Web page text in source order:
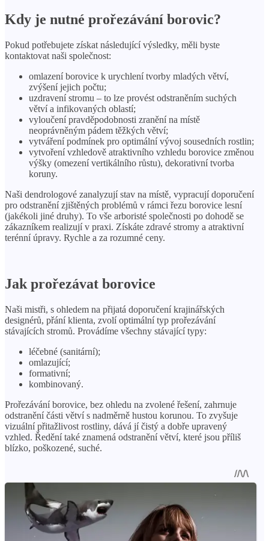
Kdy je nutné prořezávání borovic?
Pokud potřebujete získat následující výsledky, měli byste
kontaktovat naši společnost:
omlazení borovice k urychlení tvorby mladých větví,
zvýšení jejich počtu;
uzdravení stromu – to lze provést odstraněním suchých
větví a infikovaných oblastí;
vyloučení pravděpodobnosti zranění na místě
neoprávněným pádem těžkých větví;
vytváření podmínek pro optimální vývoj sousedních rostlin;
vytvoření vzhledově atraktivního vzhledu borovice změnou
výšky (omezení vertikálního růstu), dekorativní tvorba
koruny.
Naši dendrologové zanalyzují stav na místě, vypracují doporučení
pro odstranění zjištěných problémů v rámci řezu borovice lesní
(jakékoli jiné druhy). To vše arboristé společnosti po dohodě se
zákazníkem realizují v praxi. Získáte zdravé stromy a atraktivní
terénní úpravy. Rychle a za rozumné ceny.
Jak prořezávat borovice
Naši mistři, s ohledem na přijatá doporučení krajinářských
designérů, přání klienta, zvolí optimální typ prořezávání
stávajících stromů. Provádíme všechny stávající typy:
léčebné (sanitární);
omlazující;
formativní;
kombinovaný.
Prořezávání borovice, bez ohledu na zvolené řešení, zahrnuje
odstranění části větví s nadměrně hustou korunou. To zvyšuje
vizuální přitažlivost rostliny, dává jí čistý a dobře upravený
vzhled. Ředění také znamená odstranění větví, které jsou příliš
blízko, poškozené, suché.